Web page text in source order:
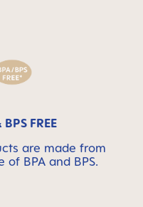
FREE
are made from
of BPA and BPS.